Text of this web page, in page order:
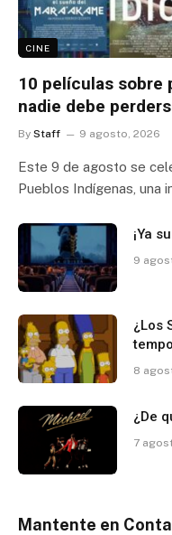
CINE
10 películas sobre
nadie debe
By Staff 9 agosto, 2026
Este 9 de agosto se
Pueblos Indígenas, una
¡Ya
9
¿Los
8
¿De
7
Mantente en